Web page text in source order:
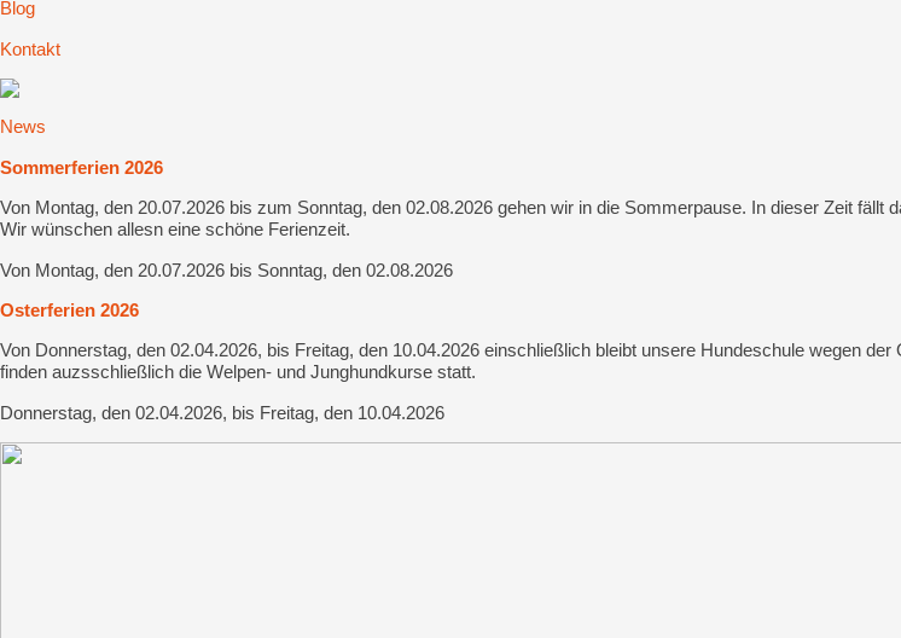
Blog
Kontakt
News
Sommerferien 2026
Von Montag, den 20.07.2026 bis zum Sonntag, den 02.08.2026 gehen wir in die Sommerpause. In dieser Zeit
Wir wünschen allesn eine schöne Ferienzeit.
Von Montag, den 20.07.2026 bis Sonntag, den 02.08.2026
Osterferien 2026
Von Donnerstag, den 02.04.2026, bis Freitag, den 10.04.2026 einschließlich bleibt unsere Hundeschule wegen
finden auzsschließlich die Welpen- und Junghundkurse statt.
Donnerstag, den 02.04.2026, bis Freitag, den 10.04.2026